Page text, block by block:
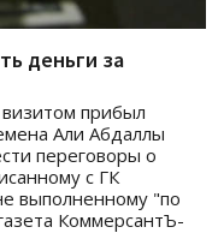
деньги за
прибыл
Али Абдаллы
переговоры о
с ГК
выполненному "по
КоммерсантЪ-